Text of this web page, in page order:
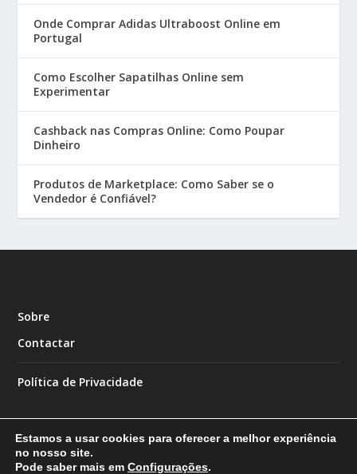
Onde Comprar Adidas Ultraboost Online em
Portugal
Como Escolher Sapatilhas Online sem
Experimentar
Cashback nas Compras Online: Como Poupar
Dinheiro
Produtos de Marketplace: Como Saber se o
Vendedor é Confiável?
Sobre
Contactar
Política de Privacidade
Estamos a usar cookies para oferecer a melhor experiência
no nosso site.
Pode saber mais em Configurações.